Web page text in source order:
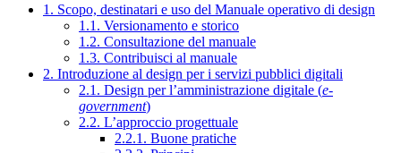
1. Scopo, destinatari e uso del Manuale operativo di design
1.1. Versionamento e storico
1.2. Consultazione del manuale
1.3. Contribuisci al manuale
2. Introduzione al design per i servizi pubblici digitali
2.1. Design per l’amministrazione digitale (e-
government)
2.2. L’approccio progettuale
2.2.1. Buone pratiche